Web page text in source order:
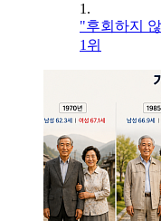
1.
"후회하지
1위